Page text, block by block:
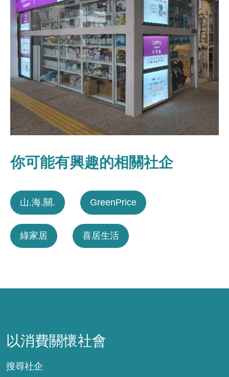
你可能有興趣的相關社企
山.海.關. GreenPrice
綠家居 喜居生活
以消費關懷社會
搜尋社企